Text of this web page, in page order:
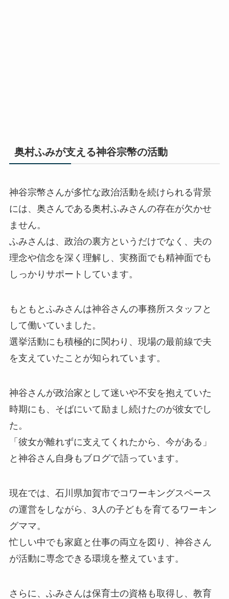
奥村ふみが支える神谷宗幣の活動
神谷宗幣さんが多忙な政治活動を続けられる背景
には、奥さんである奥村ふみさんの存在が欠かせ
ません。
ふみさんは、政治の裏方というだけでなく、夫の
理念や信念を深く理解し、実務面でも精神面でも
しっかりサポートしています。
もともとふみさんは神谷さんの事務所スタッフと
して働いていました。
選挙活動にも積極的に関わり、現場の最前線で夫
を支えていたことが知られています。
神谷さんが政治家として迷いや不安を抱えていた
時期にも、そばにいて励まし続けたのが彼女でし
た。
「彼女が離れずに支えてくれたから、今がある」
と神谷さん自身もブログで語っています。
現在では、石川県加賀市でコワーキングスペース
の運営をしながら、3人の子どもを育てるワーキン
グママ。
忙しい中でも家庭と仕事の両立を図り、神谷さん
が活動に専念できる環境を整えています。
さらに、ふみさんは保育士の資格も取得し、教育